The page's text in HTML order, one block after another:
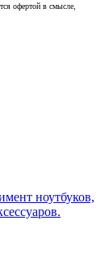
офертой в смысле,
ноутбуков,